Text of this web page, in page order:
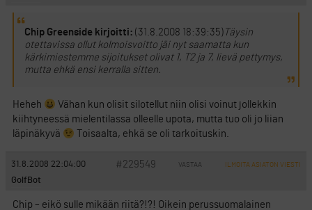
Chip Greenside kirjoitti: (31.8.2008 18:39:35) Täysin
otettavissa ollut kolmoisvoitto jäi nyt saamatta kun
kärkimiestemme sijoitukset olivat 1, T2 ja 7, lievä pettymys,
mutta ehkä ensi kerralla sitten.
Heheh
Vähan kun olisit silotellut niin olisi voinut jollekkin
kiihtyneessä mielentilassa olleelle upota, mutta tuo oli jo liian
läpinäkyvä
Toisaalta, ehkä se oli tarkoituskin.
31.8.2008 22:04:00 #229549 VASTAA ILMOITA ASIATON VIESTI
GolfBot
Chip – eikö sulle mikään riitä?!?! Oikein perussuomalainen